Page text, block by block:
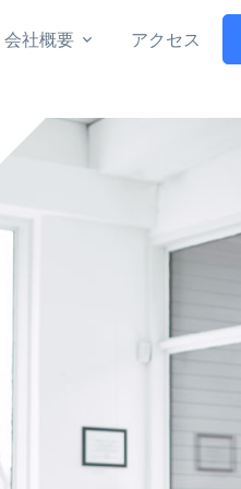
会社概要 アクセス